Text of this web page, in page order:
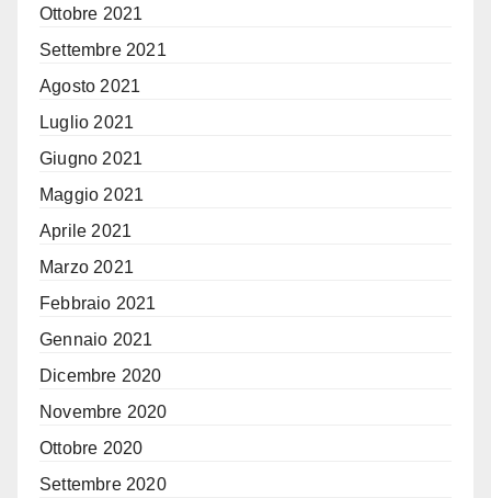
Ottobre 2021
Settembre 2021
Agosto 2021
Luglio 2021
Giugno 2021
Maggio 2021
Aprile 2021
Marzo 2021
Febbraio 2021
Gennaio 2021
Dicembre 2020
Novembre 2020
Ottobre 2020
Settembre 2020